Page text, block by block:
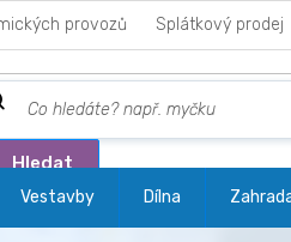
provozů Splátkový prodej
Hledat
Vestavby Dílna